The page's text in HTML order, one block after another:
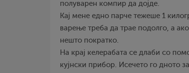
полуварен компир да дојде.
Кај мене едно парче тежеше 1
варење треба да трае подолго, а
нешто пократко.
На крај келерабата се длаби со
кујнски прибор. Исечето го дното